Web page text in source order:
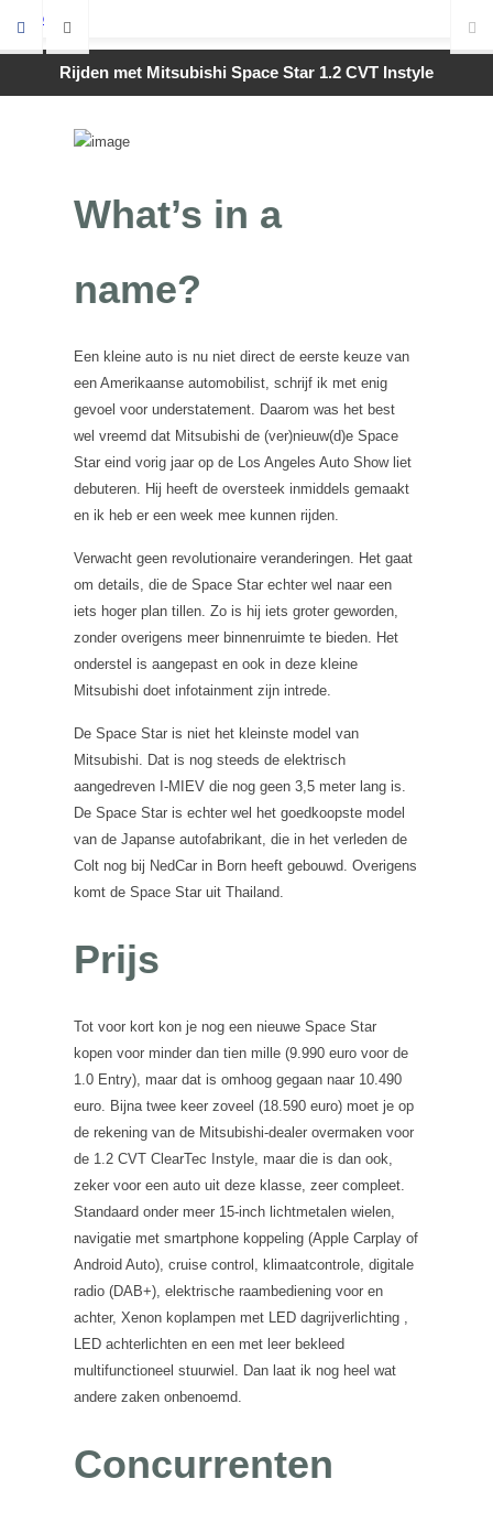
Rijden met Mitsubishi Space Star 1.2 CVT Instyle
What’s in a
name?
Een kleine auto is nu niet direct de eerste keuze van
een Amerikaanse automobilist, schrijf ik met enig
gevoel voor understatement. Daarom was het best
wel vreemd dat Mitsubishi de (ver)nieuw(d)e Space
Star eind vorig jaar op de Los Angeles Auto Show liet
debuteren. Hij heeft de oversteek inmiddels gemaakt
en ik heb er een week mee kunnen rijden.
Verwacht geen revolutionaire veranderingen. Het gaat
om details, die de Space Star echter wel naar een
iets hoger plan tillen. Zo is hij iets groter geworden,
zonder overigens meer binnenruimte te bieden. Het
onderstel is aangepast en ook in deze kleine
Mitsubishi doet infotainment zijn intrede.
De Space Star is niet het kleinste model van
Mitsubishi. Dat is nog steeds de elektrisch
aangedreven I-MIEV die nog geen 3,5 meter lang is.
De Space Star is echter wel het goedkoopste model
van de Japanse autofabrikant, die in het verleden de
Colt nog bij NedCar in Born heeft gebouwd. Overigens
komt de Space Star uit Thailand.
Prijs
Tot voor kort kon je nog een nieuwe Space Star
kopen voor minder dan tien mille (9.990 euro voor de
1.0 Entry), maar dat is omhoog gegaan naar 10.490
euro. Bijna twee keer zoveel (18.590 euro) moet je op
de rekening van de Mitsubishi-dealer overmaken voor
de 1.2 CVT ClearTec Instyle, maar die is dan ook,
zeker voor een auto uit deze klasse, zeer compleet.
Standaard onder meer 15-inch lichtmetalen wielen,
navigatie met smartphone koppeling (Apple Carplay of
Android Auto), cruise control, klimaatcontrole, digitale
radio (DAB+), elektrische raambediening voor en
achter, Xenon koplampen met LED dagrijverlichting ,
LED achterlichten en een met leer bekleed
multifunctioneel stuurwiel. Dan laat ik nog heel wat
andere zaken onbenoemd.
Concurrenten